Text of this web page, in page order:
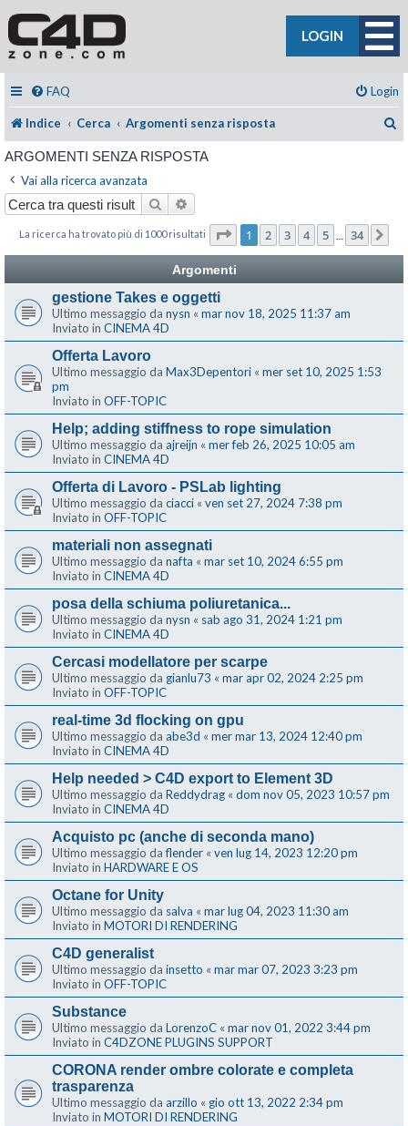
LOGIN
FAQ Login
Indice Cerca Argomenti senza risposta
ARGOMENTI SENZA RISPOSTA
Vai alla ricerca avanzata
Cerca
La ricerca ha trovato più di 1000 risultati Pagina di 34
1 2 3 4 5 34
Argomenti
gestione Takes e oggetti
Ultimo messaggio da nysn « mar nov 18, 2025 11:37 am
Inviato in CINEMA 4D
Offerta Lavoro
Ultimo messaggio da Max3Depentori « mer set 10, 2025 1:53
pm
Inviato in OFF-TOPIC
Help; adding stiffness to rope simulation
Ultimo messaggio da ajreijn « mer feb 26, 2025 10:05 am
Inviato in CINEMA 4D
Offerta di Lavoro - PSLab lighting
Ultimo messaggio da ciacci « ven set 27, 2024 7:38 pm
Inviato in OFF-TOPIC
materiali non assegnati
Ultimo messaggio da nafta « mar set 10, 2024 6:55 pm
Inviato in CINEMA 4D
posa della schiuma poliuretanica...
Ultimo messaggio da nysn « sab ago 31, 2024 1:21 pm
Inviato in CINEMA 4D
Cercasi modellatore per scarpe
Ultimo messaggio da gianlu73 « mar apr 02, 2024 2:25 pm
Inviato in OFF-TOPIC
real-time 3d flocking on gpu
Ultimo messaggio da abe3d « mer mar 13, 2024 12:40 pm
Inviato in CINEMA 4D
Help needed > C4D export to Element 3D
Ultimo messaggio da Reddydrag « dom nov 05, 2023 10:57 pm
Inviato in CINEMA 4D
Acquisto pc (anche di seconda mano)
Ultimo messaggio daflender « ven lug 14, 2023 12:20 pm
Inviato in HARDWARE E OS
Octane for Unity
Ultimo messaggio da salva « mar lug 04, 2023 11:30 am
Inviato in MOTORI DI RENDERING
C4D generalist
Ultimo messaggio da insetto « mar mar 07, 2023 3:23 pm
Inviato in OFF-TOPIC
Substance
Ultimo messaggio da LorenzoC « mar nov 01, 2022 3:44 pm
Inviato in C4DZONE PLUGINS SUPPORT
CORONA render ombre colorate e completa
trasparenza
Ultimo messaggio da arzillo « gio ott 13, 2022 2:34 pm
Inviato in MOTORI DI RENDERING